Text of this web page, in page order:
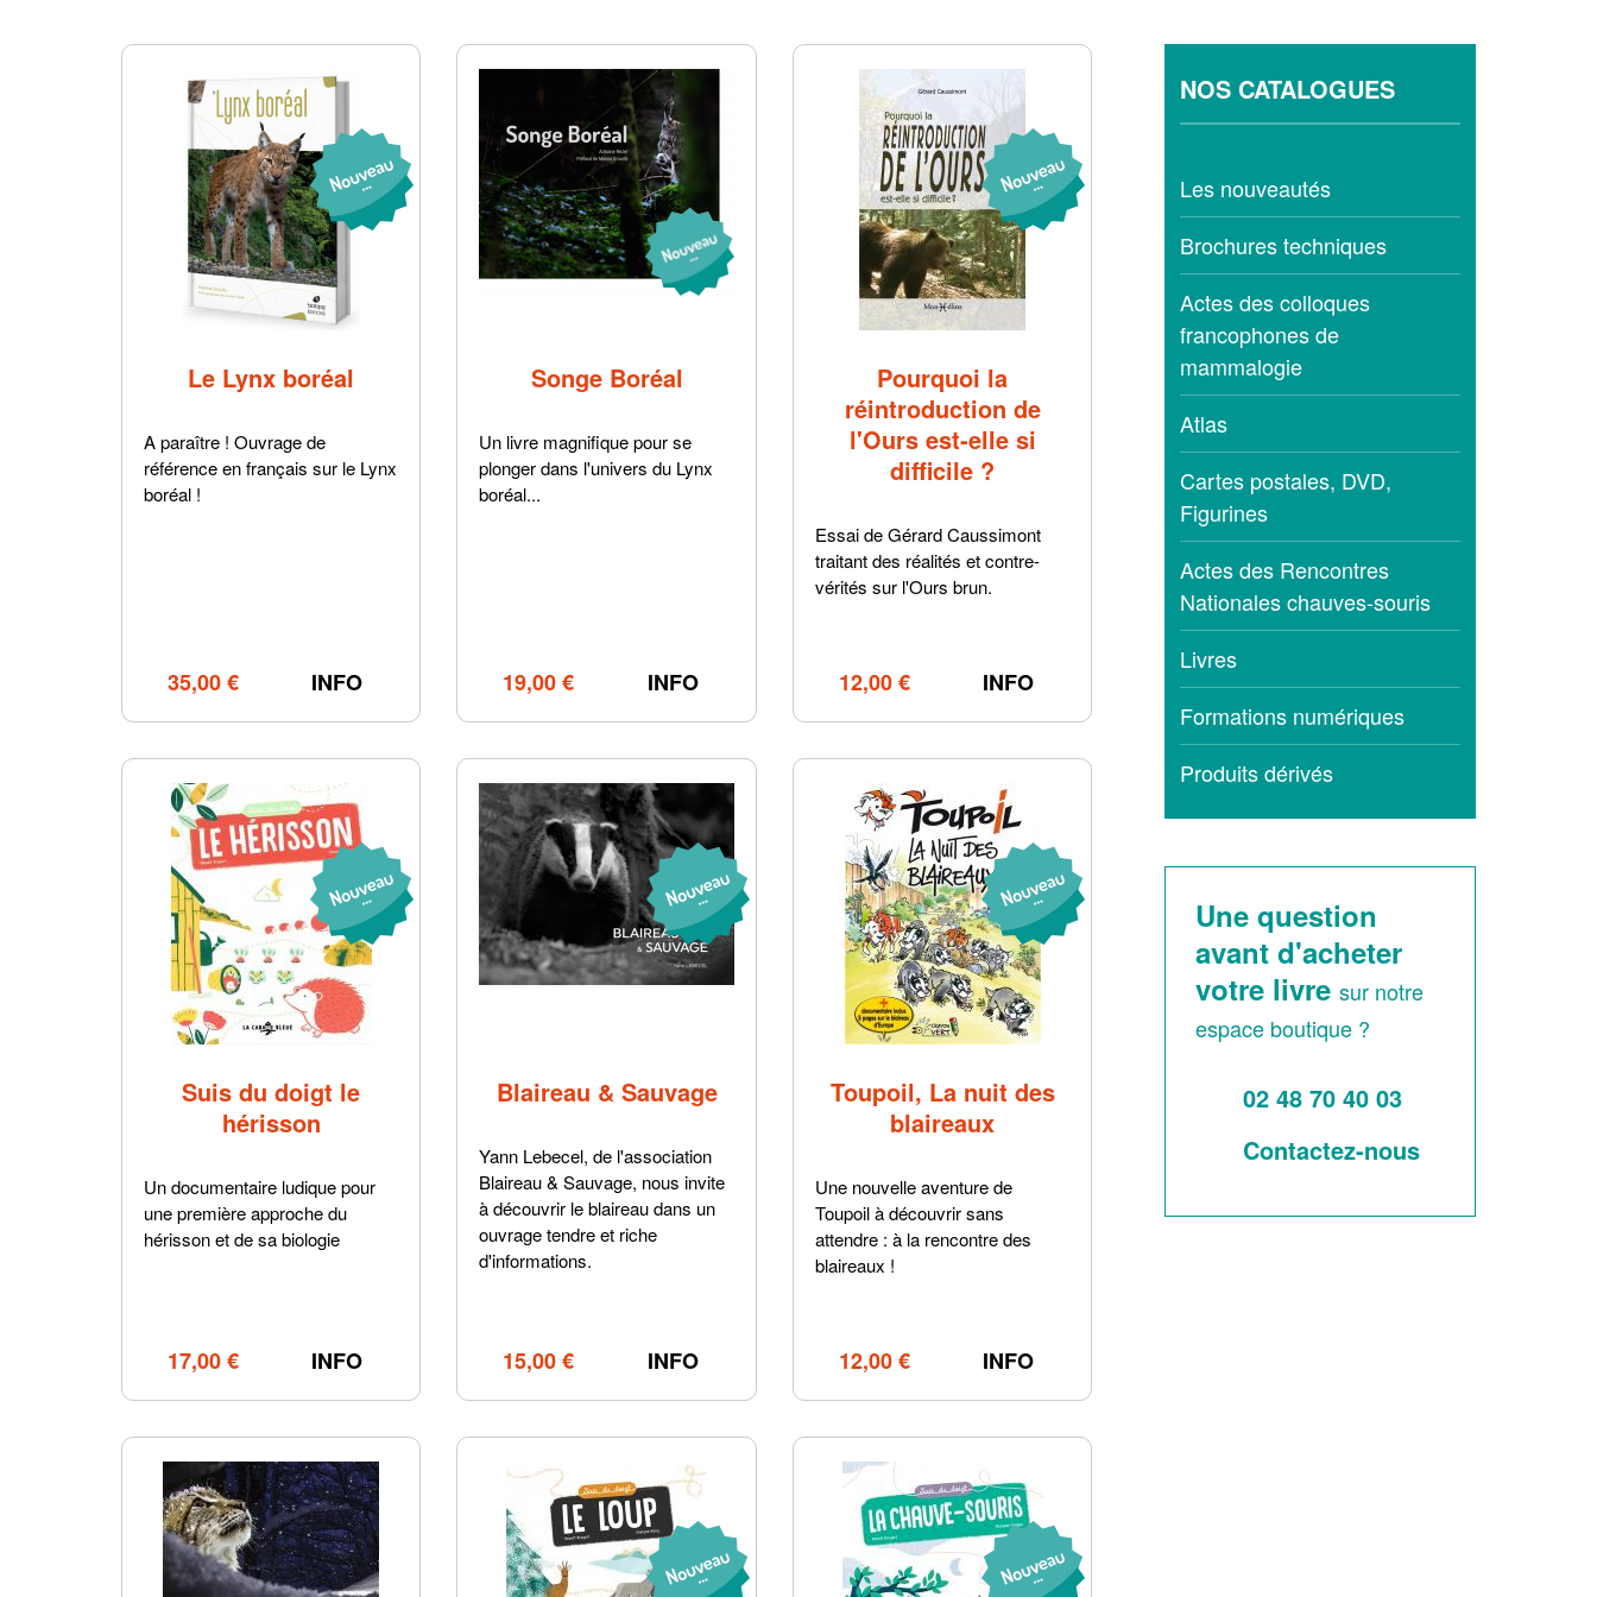
Le Lynx boréal
A paraître ! Ouvrage de
référence en français sur le Lynx
boréal !
35,00 € INFO
Songe Boréal
Un livre magnifique pour se
plonger dans l'univers du Lynx
boréal...
19,00 € INFO
Pourquoi la
réintroduction de
l'Ours est-elle si
difficile ?
Essai de Gérard Caussimont
traitant des réalités et contre-
vérités sur l'Ours brun.
12,00 € INFO
Suis du doigt le
hérisson
Un documentaire ludique pour
une première approche du
hérisson et de sa biologie
17,00 € INFO
Blaireau & Sauvage
Yann Lebecel, de l'association
Blaireau & Sauvage, nous invite
à découvrir le blaireau dans un
ouvrage tendre et riche
d'informations.
15,00 € INFO
Toupoil, La nuit des
blaireaux
Une nouvelle aventure de
Toupoil à découvrir sans
attendre : à la rencontre des
blaireaux !
12,00 € INFO
NOS CATALOGUES
Les nouveautés
Brochures techniques
Actes des colloques
francophones de
mammalogie
Atlas
Cartes postales, DVD,
Figurines
Actes des Rencontres
Nationales chauves-souris
Livres
Formations numériques
Produits dérivés
Une question
avant d'acheter
votre livre sur notre
espace boutique ?
02 48 70 40 03
Contactez-nous